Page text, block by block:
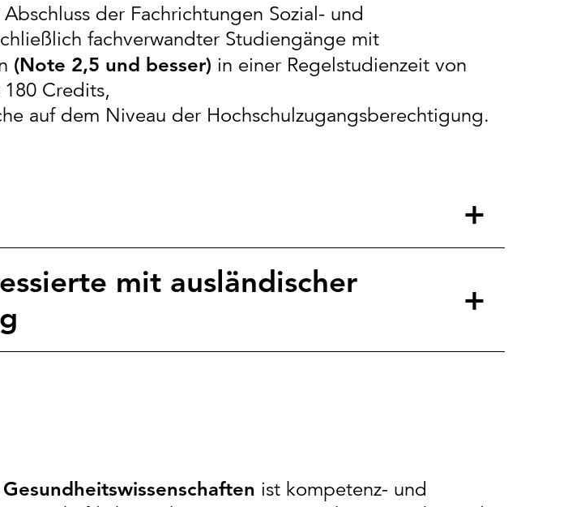
der Fachrichtungen Sozial- und
fachverwandter Studiengänge mit
(Note 2,5 und besser) in einer Regelstudienzeit von
Credits,
auf dem Niveau der Hochschulzugangsberechtigung.
mit ausländischer
ist kompetenz- und